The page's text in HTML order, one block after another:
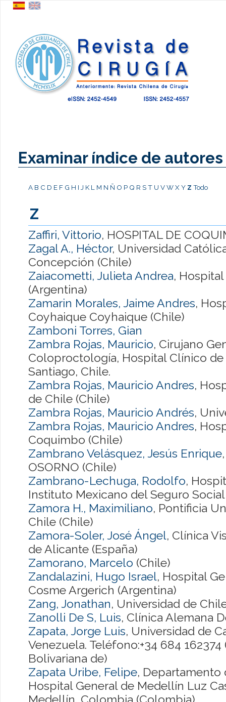
Examinar índice de autores
A B C D E F G H I J K L M N Ñ O P Q R ST U VWXY Z Todo
Z
Zaffiri, Vittorio, HOSPITAL DE
Zagal A., Héctor, Universidad
Concepción (Chile)
Zaiacometti, Julieta Andrea,
(Argentina)
Zamarin Morales, Jaime Andres,
Coyhaique Coyhaique (Chile)
Zamboni Torres, Gian
Zambra Rojas, Mauricio, Cirujano
Coloproctología, Hospital Clínico
Santiago, Chile.
Zambra Rojas, Mauricio Andres,
de Chile (Chile)
Zambra Rojas, Mauricio Andrés,
Zambra Rojas, Mauricio Andres,
Coquimbo (Chile)
Zambrano Velásquez, Jesús Enrique
OSORNO (Chile)
Zambrano-Lechuga, Rodolfo,
Instituto Mexicano del Seguro
Zamora H., Maximiliano, Pontificia
Chile (Chile)
Zamora-Soler, José Ángel, Clínica
de Alicante (España)
Zamorano, Marcelo (Chile)
Zandalazini, Hugo Israel, Hospital
Cosme Argerich (Argentina)
Zang, Jonathan, Universidad de
Zanolli De S, Luis, Clínica Alemana
Zapata, Jorge Luis, Universidad de
Venezuela. Teléfono:+34 684
Bolivariana de)
Zapata Uribe, Felipe, Departamento
Hospital General de Medellín Luz